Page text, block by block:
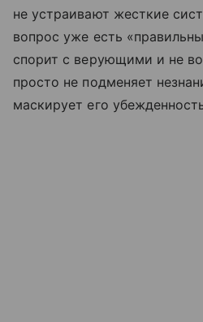
не устраивают жесткие
вопрос уже есть
спорит с верующими и не
просто не подменяет
маскирует его